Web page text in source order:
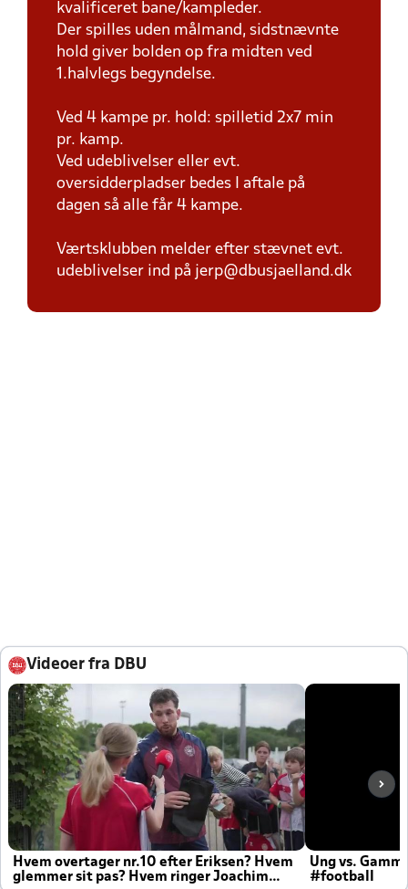
kvalificeret bane/kampleder.
Der spilles uden målmand, sidstnævnte
hold giver bolden op fra midten ved
1.halvlegs begyndelse.
Ved 4 kampe pr. hold: spilletid 2x7 min
pr. kamp.
Ved udeblivelser eller evt.
oversidderpladser bedes I aftale på
dagen så alle får 4 kampe.
Værtsklubben melder efter stævnet evt.
udeblivelser ind på jerp@dbusjaelland.dk
Videoer fra DBU
Hvem overtager nr.10 efter Eriksen? Hvem
glemmer sit pas? Hvem ringer Joachim
Ung vs.
#football